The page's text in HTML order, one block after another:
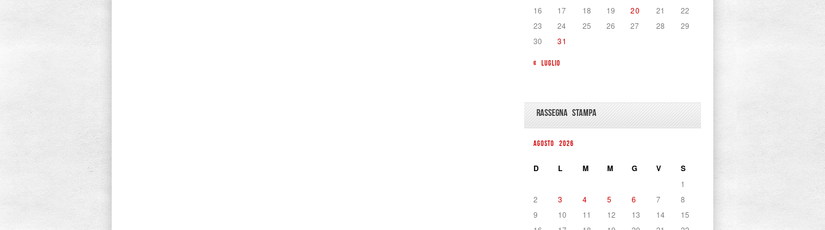
« LUGLIO
16
17 18 19 20 21
22
23
24 25 26 27 28
29
30
31
RASSEGNA STAMPA
AGOSTO 2026
D L M M G V S
1
2
3 4 5 6 7
8
9
10 11 12 13 14
15